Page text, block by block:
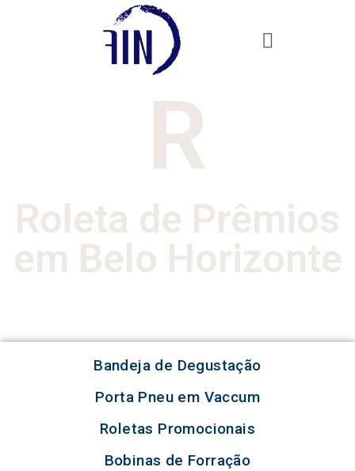
R
Roleta de Prêmios
em Belo Horizonte
Bandeja de Degustação
Porta Pneu em Vaccum
Roletas Promocionais
Bobinas de Forração